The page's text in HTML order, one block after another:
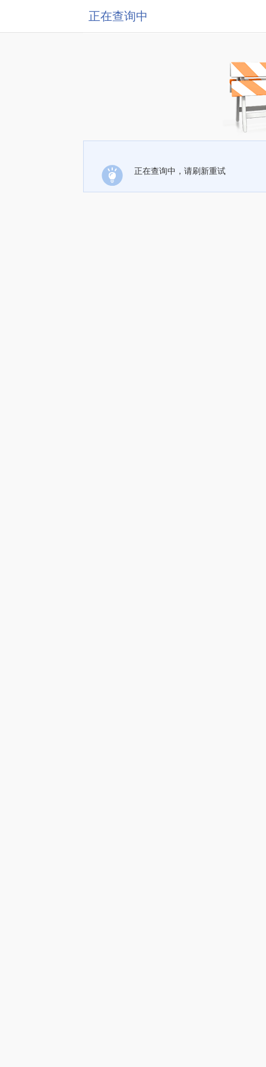
正在查询中
正在查询中，请刷新重试